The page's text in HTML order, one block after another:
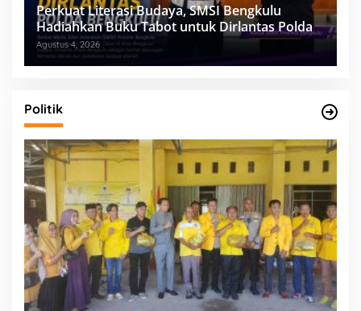
Perkuat Literasi Budaya, SMSI Bengkulu
Hadiahkan Buku Tabot untuk Dirlantas Polda
Agustus 4, 2026
Politik